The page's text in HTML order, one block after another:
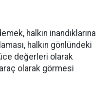
halkın inandıklarına
halkın gönlündeki
değerleri olarak
olarak görmesi